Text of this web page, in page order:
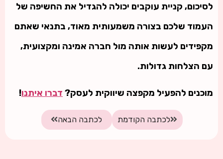
לסיכום, קניית עוקבים יכולה להגדיל את החשיפה של
העמוד שלכם בצורה משמעותית מאוד, בתנאי שאתם
מקפידים לעשות אותה מול חברה אמינה ומקצועית,
עם הצלחות גדולות.
מוכנים להפעיל מקפצה שיווקית לעסק? דברו איתנו!
לכתבה הקודמת לכתבה הבאה